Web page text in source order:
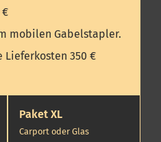
€
mobilen Gabelstapler.
Lieferkosten 350 €
Paket XL
Carport oder Glas